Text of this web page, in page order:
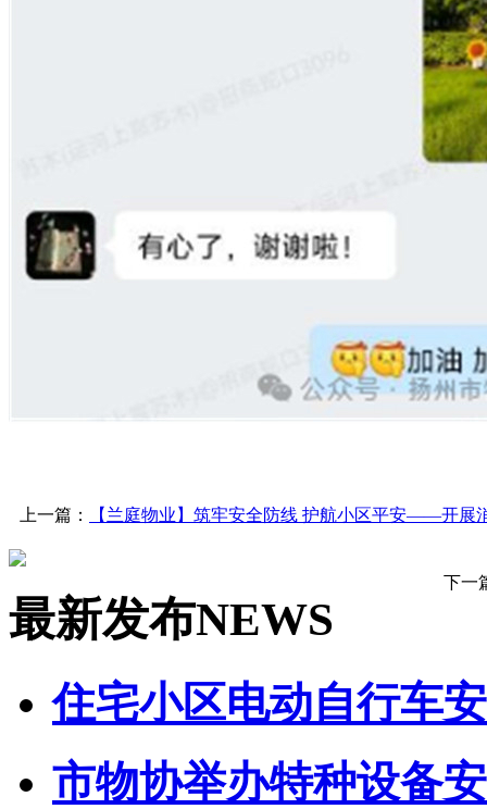
上一篇： 【兰庭物业】筑牢安全防线 护航小区平安——开展
下一
最新发布NEWS
住宅小区电动自行车
市物协举办特种设备